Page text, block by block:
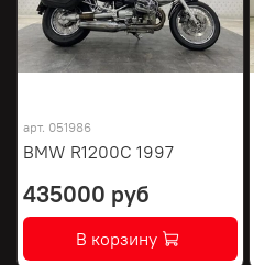
арт. 051986
BMW R1200C 1997
435000 руб
В корзину